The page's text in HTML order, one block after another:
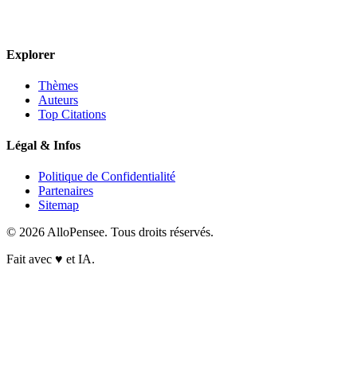
Explorer
Thèmes
Auteurs
Top Citations
Légal & Infos
Politique de Confidentialité
Partenaires
Sitemap
© 2026 AlloPensee. Tous droits réservés.
Fait avec ♥ et IA.